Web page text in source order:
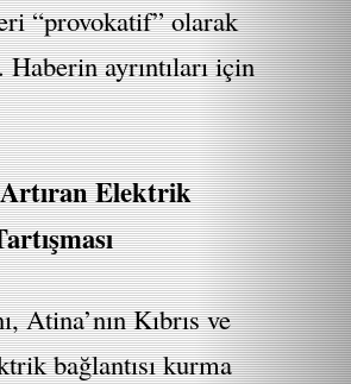
“provokatif” olarak
ayrıntıları için
Elektrik
Atina’nın Kıbrıs ve
bağlantısı kurma